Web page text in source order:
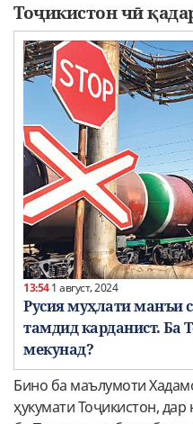
Тоҷикистон чӣ
13:541 август, 2024
Русия муҳлати манъи
тамдид карданист. Ба
мекунад?
Бино ба маълумоти
ҳукумати Тоҷикистон,